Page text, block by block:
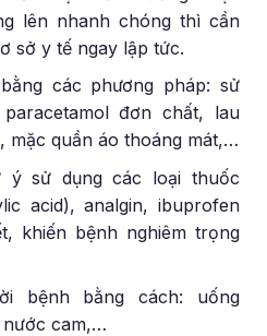
lên nhanh chóng thì cần
sở y tế ngay lập tức.
các phương pháp: sử
đơn chất, lau
mặc quần áo thoáng mát,…
ý sử dụng các loại thuốc
acid), analgin, ibuprofen
khiến bệnh nghiêm trọng
bệnh bằng cách: uống
cam,…